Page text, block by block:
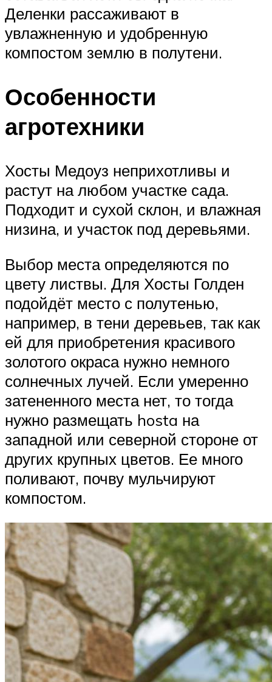
Деленки рассаживают в
увлажненную и удобренную
компостом землю в полутени.
Особенности
агротехники
Хосты Медоуз неприхотливы и
растут на любом участке сада.
Подходит и сухой склон, и влажная
низина, и участок под деревьями.
Выбор места определяются по
цвету листвы. Для Хосты Голден
подойдёт место с полутенью,
например, в тени деревьев, так как
ей для приобретения красивого
золотого окраса нужно немного
солнечных лучей. Если умеренно
затененного места нет, то тогда
нужно размещать hosta на
западной или северной стороне от
других крупных цветов. Ее много
поливают, почву мульчируют
компостом.